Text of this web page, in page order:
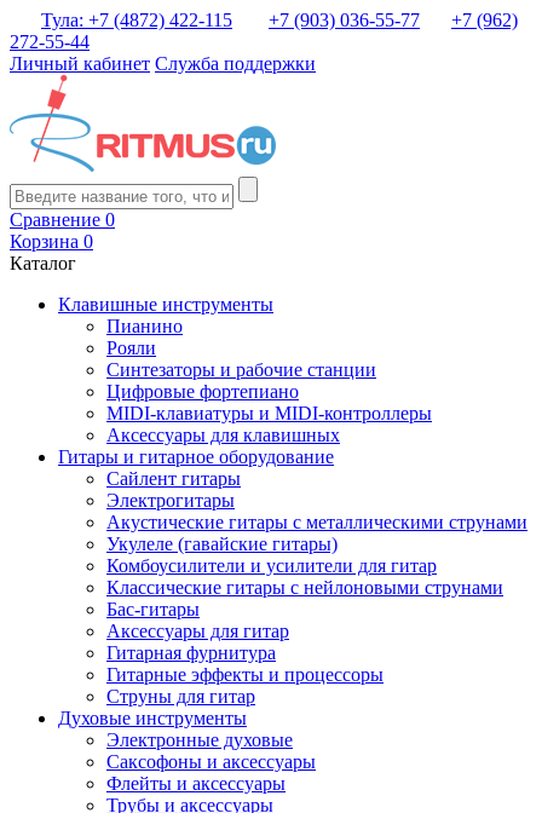
Тула: +7 (4872) 422-115 +7 (903) 036-55-77
+7 (962)
272-55-44
Личный кабинет Служба поддержки
Сравнение 0
Корзина 0
Каталог
Клавишные инструменты
Пианино
Рояли
Синтезаторы и рабочие станции
Цифровые фортепиано
MIDI-клавиатуры и MIDI-контроллеры
Аксессуары для клавишных
Гитары и гитарное оборудование
Сайлент гитары
Электрогитары
Акустические гитары с металлическими струнами
Укулеле (гавайские гитары)
Комбоусилители и усилители для гитар
Классические гитары с нейлоновыми струнами
Бас-гитары
Аксессуары для гитар
Гитарная фурнитура
Гитарные эффекты и процессоры
Струны для гитар
Духовые инструменты
Электронные духовые
Саксофоны и аксессуары
Флейты и аксессуары
Трубы и аксессуары